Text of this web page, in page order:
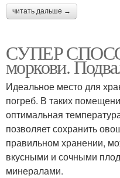
читать дальше →
СУПЕР
моркови.
Идеальное место для
погреб. В таких
оптимальная
позволяет сохранить
правильном хранении,
вкусными и сочными
минералами.